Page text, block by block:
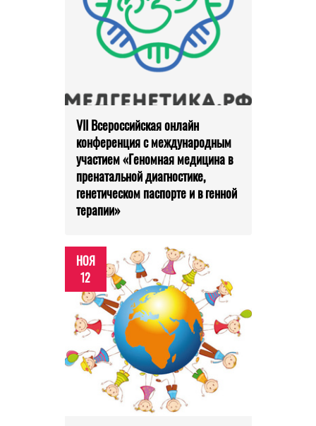
VII Всероссийская онлайн
конференция с международным
участием «Геномная медицина в
пренатальной диагностике,
генетическом паспорте и в генной
терапии»
НОЯ
12